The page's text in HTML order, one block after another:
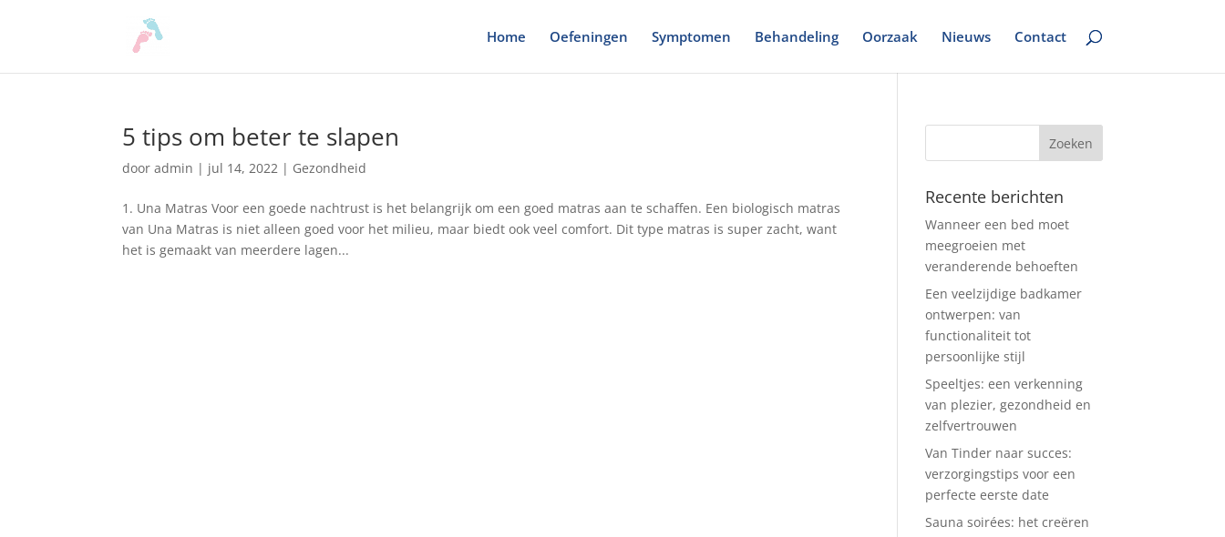
Home Oefeningen Symptomen Behandeling Oorzaak Nieuws Contact
5 tips om beter te slapen
dooradmin | jul 14, 2022 | Gezondheid
1. Una Matras Voor een goede nachtrust is het belangrijk om een goed matras aan te schaffen. Een biologisch matras
van Una Matras is niet alleen goed voor het milieu, maar biedt ook veel comfort. Dit type matras is super zacht, want
het is gemaakt van meerdere lagen...
Recente berichten
Wanneer een bed moet
meegroeien met
veranderende behoeften
Een veelzijdige badkamer
ontwerpen: van
functionaliteit tot
persoonlijke stijl
Speeltjes: een verkenning
van plezier, gezondheid en
zelfvertrouwen
Van Tinder naar succes:
verzorgingstips voor een
perfecte eerste date
Sauna soirées: het creëren